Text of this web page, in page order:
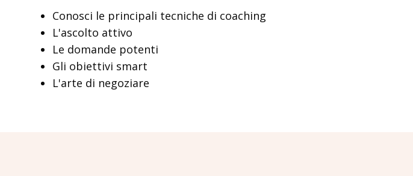
Conosci le principali tecniche di coaching
L'ascolto attivo
Le domande potenti
Gli obiettivi smart
L'arte di negoziare